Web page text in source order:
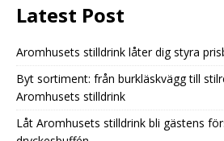
Latest Post
Aromhusets stilldrink låter dig styra
Byt sortiment: från burkläskvägg till
Aromhusets stilldrink
Låt Aromhusets stilldrink bli gästens